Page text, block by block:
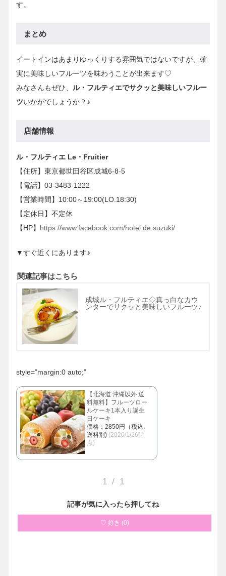
す。
まとめ
イートインはあまりゆっくりする雰囲気ではないですが、確
実に美味しいフルーツを味わうことが出来ます♡
みなさんもぜひ、 ル・フルティエでサクッと美味しいフルー
ツいかがでしょうか？♪
店舗情報
ル・フルティエ Le・Fruitier
【住所】東京都世田谷区成城6-8-5
【電話】03-3483-1222
【営業時間】10:00～19:00(LO.18:30)
【定休日】不定休
【HP】 https://www.facebook.com/hotel.de.suzuki/
▼すぐ近くにあります♪
関連記事はこちら
成城ル・フルティエ◇真っ白なカウ
ンターでサクッと美味しいフルーツ♪
style=”margin:0 auto;”
【北海道 沖縄以外 送
料無料】フルーツロー
ルケーキ1本入り誕生
日ケーキ
価格：2850円（税込、
送料別) (2020/1/26時
点)
1 / 1
記事が気に入ったら押してね
♡ 好き (0)